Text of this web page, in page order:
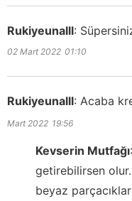
Rukiyeunalll:
02 Mart 2022 01:10
Rukiyeunalll: Acaba
Mart 2022 19:56
Kevserin Mutfağı:
getirebilirsen
beyaz